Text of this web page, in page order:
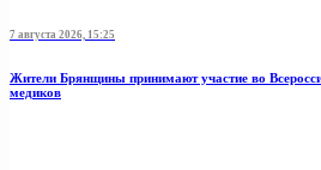
7 августа 2026, 15:25
Жители Брянщины принимают участие во
медиков